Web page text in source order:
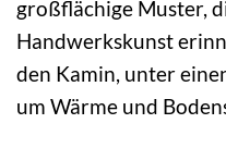
großflächige Muster,
Handwerkskunst
den Kamin, unter
um Wärme und